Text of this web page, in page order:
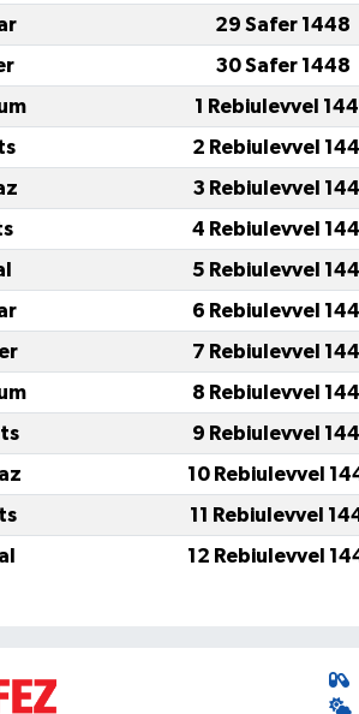
29 Safer 1448
30 Safer 1448
1 Rebiulevvel
2 Rebiulevvel
3 Rebiulevvel
4 Rebiulevvel
5 Rebiulevvel
6 Rebiulevvel
7 Rebiulevvel
8 Rebiulevvel
9 Rebiulevvel
10 Rebiulevvel
11 Rebiulevvel
12 Rebiulevvel